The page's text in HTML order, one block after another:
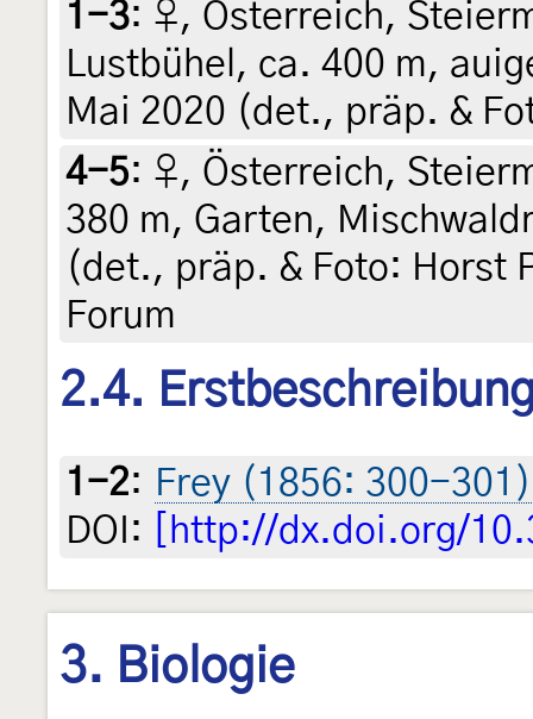
1-3: ♀, Österreich,
Lustbühel, ca. 400 m,
Mai 2020 (det., präp. &
4-5: ♀, Österreich,
380 m, Garten,
(det., präp. & Foto: Horst
Forum
2.4.
1-2: Frey (1856: 300-301)
DOI:
[http://dx.doi.org/
3. Biologie